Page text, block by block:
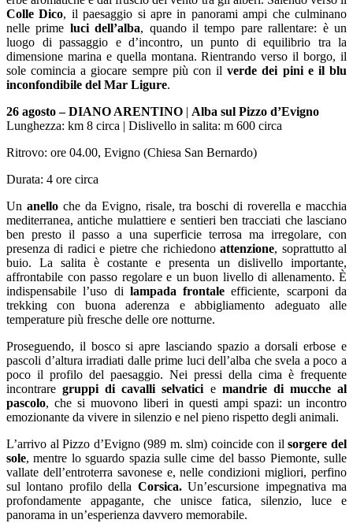
Colle Dico, il paesaggio si apre in panorami ampi che culminano
nelle prime luci dell’alba, quando il tempo pare rallentare: è un
luogo di passaggio e d’incontro, un punto di equilibrio tra la
dimensione marina e quella montana. Rientrando verso il borgo, il
sole comincia a giocare sempre più con il verde dei pini e il blu
inconfondibile del Mar Ligure.
26 agosto –DIANO ARENTINO | Alba sul Pizzo d’Evigno
Lunghezza: km 8 circa | Dislivello in salita: m 600 circa
Ritrovo: ore 04.00, Evigno (Chiesa San Bernardo)
Durata: 4 ore circa
Un anelloche da Evigno, risale, tra boschi di roverella e macchia
mediterranea, antiche mulattiere e sentieri ben tracciati che lasciano
ben presto il passo a una superficie terrosa ma irregolare, con
presenza di radici e pietre che richiedonoattenzione, soprattutto al
buio. La salita è costante e presenta un dislivello importante,
affrontabile con passo regolare e un buon livello di allenamento. È
indispensabile l’uso di lampada frontale efficiente, scarponi da
trekking con buona aderenza e abbigliamento adeguato alle
temperature più fresche delle ore notturne.
Proseguendo, il bosco si apre lasciando spazio a dorsali erbose e
pascoli d’altura irradiati dalle prime luci dell’alba che svela a poco a
poco il profilo del paesaggio. Nei pressi della cima è frequente
incontraregruppi di cavalli selvatici e mandrie di mucche al
pascolo, che si muovono liberi in questi ampi spazi: un incontro
emozionante da vivere in silenzio e nel pieno rispetto degli animali.
L’arrivo al Pizzo d’Evigno (989 m. slm) coincide con ilsorgere del
sole, mentre lo sguardo spazia sulle cime del basso Piemonte, sulle
vallate dell’entroterra savonese e, nelle condizioni migliori, perfino
sul lontano profilo della Corsica.Un’escursione impegnativa ma
profondamente appagante, che unisce fatica, silenzio, luce e
panorama in un’esperienza davvero memorabile.